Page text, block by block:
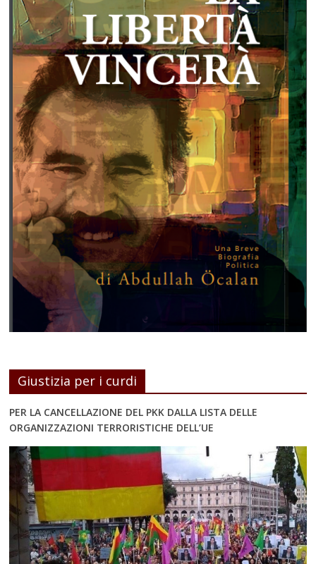
Giustizia per i curdi
PER LA CANCELLAZIONE DEL PKK DALLA LISTA DELLE
ORGANIZZAZIONI TERRORISTICHE DELL’UE